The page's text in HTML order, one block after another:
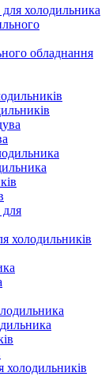
для холодильника
обладнання
холодильників